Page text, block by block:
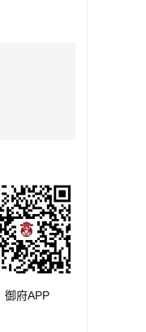
御府APP